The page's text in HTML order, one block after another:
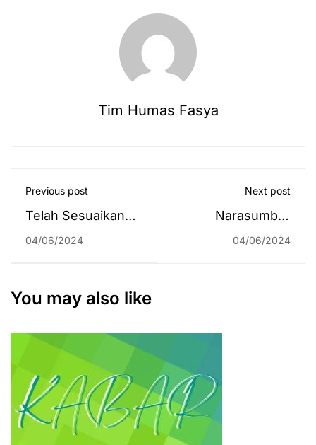
Tim Humas Fasya
Previous post
Telah Sesuaikan
Renstra, UIN
04/06/2024
Next post
Narasumber
Penyuluhan
Kesuksesan
04/06/2024
You may also like